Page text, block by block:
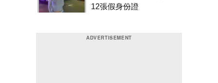
12張假身份證